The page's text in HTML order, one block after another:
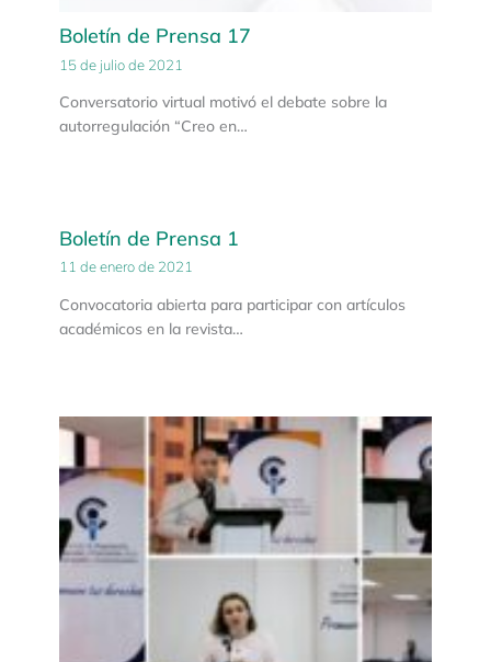
Boletín de Prensa 17
15 de julio de 2021
Conversatorio virtual motivó el debate sobre la
autorregulación “Creo en…
Boletín de Prensa 1
11 de enero de 2021
Convocatoria abierta para participar con artículos
académicos en la revista…